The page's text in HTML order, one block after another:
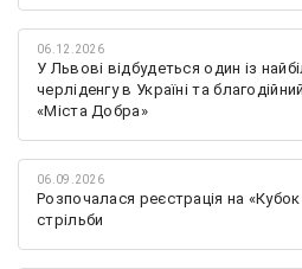
06.12.2026
У Львові відбудеться один із
черліденгу в Україні та
«Міста Добра»
06.09.2026
Розпочалася реєстрація на «Кубок
стрільби